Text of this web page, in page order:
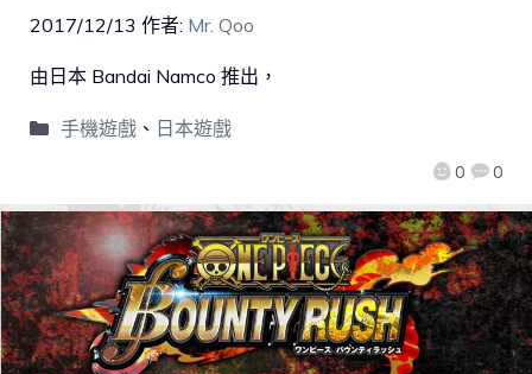
2017/12/13 作者: Mr. Qoo
0 0
由日本 Bandai Namco 推出，
手機遊戲、 日本遊戲